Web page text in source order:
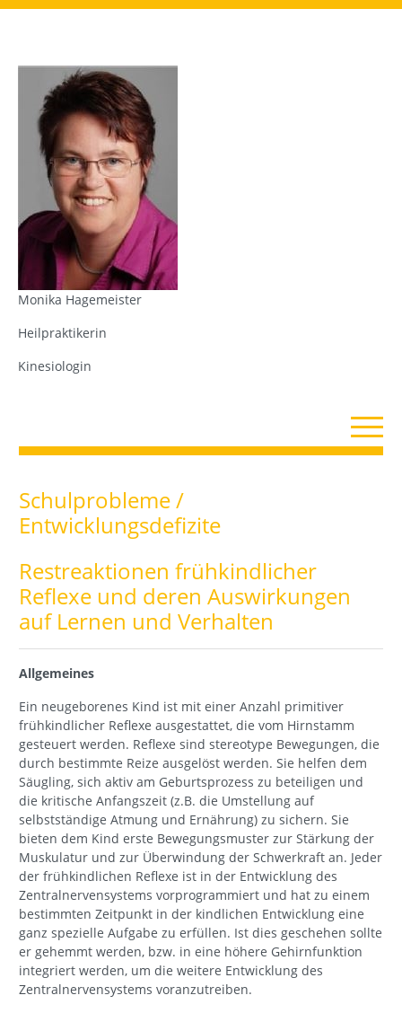
Monika Hagemeister
Heilpraktikerin
Kinesiologin
Schulprobleme /
Entwicklungsdefizite
Restreaktionen frühkindlicher
Reflexe und deren Auswirkungen
auf Lernen und Verhalten
Allgemeines
Ein neugeborenes Kind ist mit einer Anzahl primitiver
frühkindlicher Reflexe ausgestattet, die vom Hirnstamm
gesteuert werden. Reflexe sind stereotype Bewegungen, die
durch bestimmte Reize ausgelöst werden. Sie helfen dem
Säugling, sich aktiv am Geburtsprozess zu beteiligen und
die kritische Anfangszeit (z.B. die Umstellung auf
selbstständige Atmung und Ernährung) zu sichern. Sie
bieten dem Kind erste Bewegungsmuster zur Stärkung der
Muskulatur und zur Überwindung der Schwerkraft an. Jeder
der frühkindlichen Reflexe ist in der Entwicklung des
Zentralnervensystems vorprogrammiert und hat zu einem
bestimmten Zeitpunkt in der kindlichen Entwicklung eine
ganz spezielle Aufgabe zu erfüllen. Ist dies geschehen sollte
er gehemmt werden, bzw. in eine höhere Gehirnfunktion
integriert werden, um die weitere Entwicklung des
Zentralnervensystems voranzutreiben.